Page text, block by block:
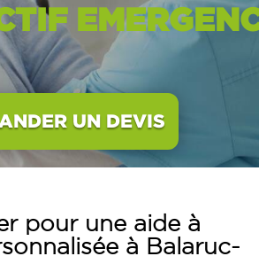
UN DEVIS
pour une aide à
à Balaruc-